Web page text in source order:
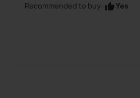
Recommended to buy: thumb_upYes